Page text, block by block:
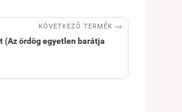
KÖVETKEZŐ TERMÉK 
(Az ördög egyetlen barátja